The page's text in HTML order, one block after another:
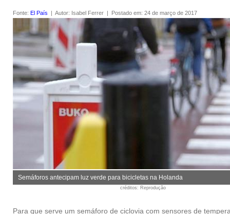
Fonte: El País | Autor: Isabel Ferrer | Postado em: 24 de março de 2017
Semáforos antecipam luz verde para bicicletas na Holanda
créditos: Reprodução
Para que serve um semáforo de ciclovia com sensores de